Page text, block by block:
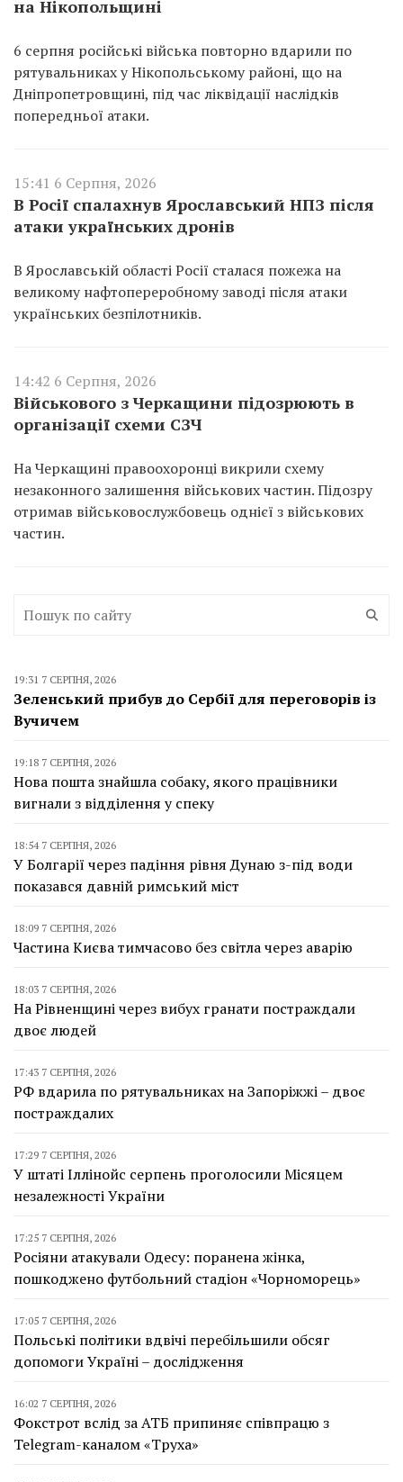
на Нікопольщині
6 серпня російські війська повторно вдарили по
рятувальниках у Нікопольському районі, що на
Дніпропетровщині, під час ліквідації наслідків
попередньої атаки.
15:41 6 Серпня, 2026
В Росії спалахнув Ярославський НПЗ після
атаки українських дронів
В Ярославській області Росії сталася пожежа на
великому нафтопереробному заводі після атаки
українських безпілотників.
14:42 6 Серпня, 2026
Військового з Черкащини підозрюють в
організації схеми СЗЧ
На Черкащині правоохоронці викрили схему
незаконного залишення військових частин. Підозру
отримав військовослужбовець однієї з військових
частин.
19:31 7 СЕРПНЯ, 2026
Зеленський прибув до Сербії для переговорів із
Вучичем
19:18 7 СЕРПНЯ, 2026
Нова пошта знайшла собаку, якого працівники
вигнали з відділення у спеку
18:54 7 СЕРПНЯ, 2026
У Болгарії через падіння рівня Дунаю з-під води
показався давній римський міст
18:09 7 СЕРПНЯ, 2026
Частина Києва тимчасово без світла через аварію
18:03 7 СЕРПНЯ, 2026
На Рівненщині через вибух гранати постраждали
двоє людей
17:43 7 СЕРПНЯ, 2026
РФ вдарила по рятувальниках на Запоріжжі – двоє
постраждалих
17:29 7 СЕРПНЯ, 2026
У штаті Іллінойс серпень проголосили Місяцем
незалежності України
17:25 7 СЕРПНЯ, 2026
Росіяни атакували Одесу: поранена жінка,
пошкоджено футбольний стадіон «Чорноморець»
17:05 7 СЕРПНЯ, 2026
Польські політики вдвічі перебільшили обсяг
допомоги Україні – дослідження
16:02 7 СЕРПНЯ, 2026
Фокстрот вслід за АТБ припиняє співпрацю з
Telegram-каналом «Труха»